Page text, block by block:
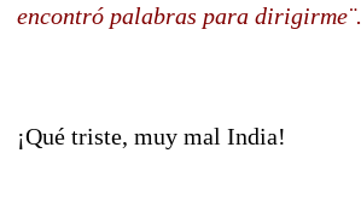
encontró palabras para dirigirme¨.
¡Qué triste, muy mal India!